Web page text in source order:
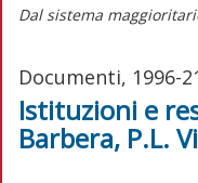
Dal sistema
Documenti, 1996-
Istituzioni e
Barbera, P.L.